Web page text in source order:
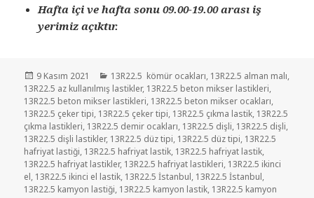
Hafta içi ve hafta sonu 09.00-19.00 arası iş
yerimiz açıktır.
Yayın
tarihi
9 Kasım 2021 Kategoriler
13R22.5 kömür ocakları, 13R22.5 alman malı,
13R22.5 az kullanılmış lastikler, 13R22.5 beton mikser lastikleri,
13R22.5 beton mikser lastikleri, 13R22.5 beton mikser ocakları,
13R22.5 çeker tipi, 13R22.5 çeker tipi, 13R22.5 çıkma lastik, 13R22.5
çıkma lastikleri, 13R22.5 demir ocakları, 13R22.5 dişli, 13R22.5 dişli,
13R22.5 dişli lastikler, 13R22.5 düz tipi, 13R22.5 düz tipi, 13R22.5
hafriyat lastiği, 13R22.5 hafriyat lastik, 13R22.5 hafriyat lastik,
13R22.5 hafriyat lastikler, 13R22.5 hafriyat lastikleri, 13R22.5 ikinci
el, 13R22.5 ikinci el lastik, 13R22.5 İstanbul, 13R22.5 İstanbul,
13R22.5 kamyon lastiği, 13R22.5 kamyon lastik, 13R22.5 kamyon